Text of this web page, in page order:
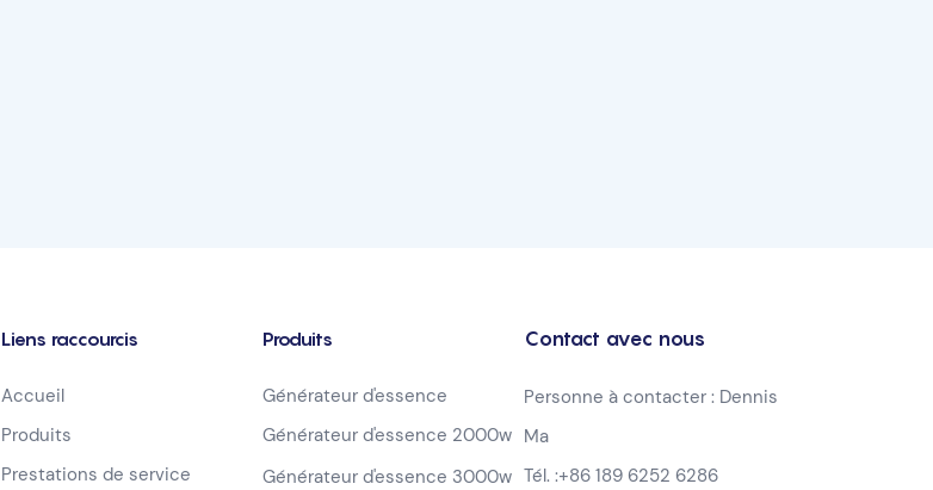
Liens raccourcis
Accueil
Produits
Prestations de service
Produits
Générateur d'essence
Générateur d'essence 2000w
Générateur d'essence 3000w
Contact avec nous
Personne à contacter : Dennis
Ma
Tél. :+86 189 6252 6286